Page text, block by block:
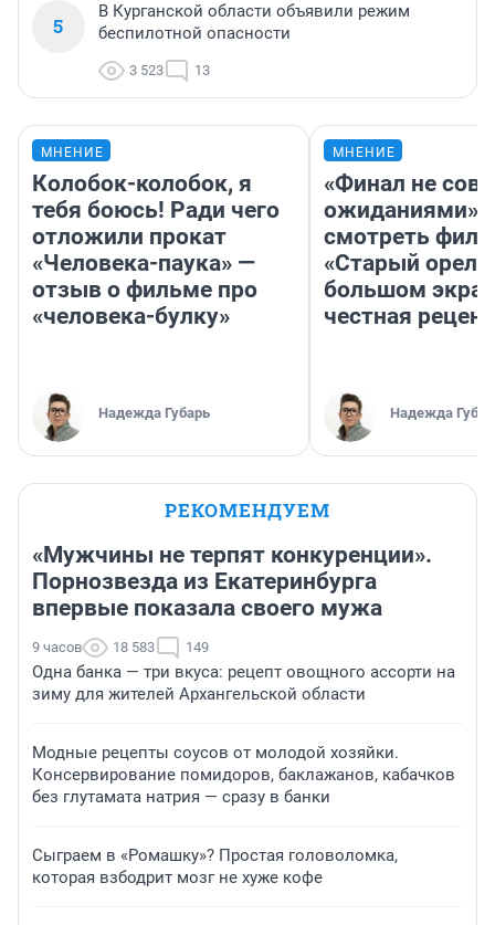
5
В Курганской области объявили режим
беспилотной опасности
3 523 13
МНЕНИЕ
Колобок-колобок, я
тебя боюсь! Ради чего
отложили прокат
«Человека-паука» —
отзыв о фильме про
«человека-булку»
Надежда Губарь
МНЕНИЕ
«Финал не
ожиданиями»:
смотреть
«Старый орел»
большом
честная
Надежда
РЕКОМЕНДУЕМ
«Мужчины не терпят конкуренции».
Порнозвезда из Екатеринбурга
впервые показала своего мужа
9 часов 18 583 149
Одна банка — три вкуса: рецепт овощного ассорти на
зиму для жителей Архангельской области
Модные рецепты соусов от молодой хозяйки.
Консервирование помидоров, баклажанов, кабачков
без глутамата натрия — сразу в банки
Сыграем в «Ромашку»? Простая головоломка,
которая взбодрит мозг не хуже кофе